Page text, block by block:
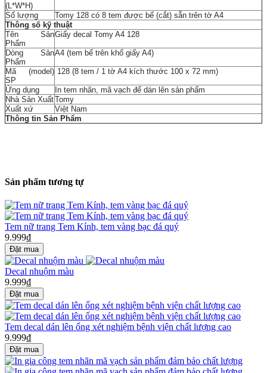
(L*W*H)
Số lượng
Tomy 128 có 8 tem được bế (cắt) sẵn trên tờ A4
Thông số kỹ thuật
Tên Sản
Phẩm
Giấy decal Tomy A4 128
Dòng Sản
Phẩm
A4 (tem bế trên khổ giấy A4)
Mã (model)
SP
128 (8 tem / 1 tờ A4 kích thước 100 x 72 mm)
Ứng dụng
In tem nhãn, mã vạch để dán lên sản phẩm
Nhà Sản XuấtTomy
Xuất xứ
Việt Nam
Thông tin Sản Phẩm
Sản phẩm tương tự
Tem nữ trang Tem Kính, tem vàng bạc đá quý
9.999₫
Decal nhuộm màu
9.999₫
Tem decal dán lên ống xét nghiệm bệnh viện chất lượng cao
9.999₫